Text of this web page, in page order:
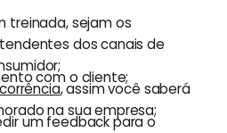
treinada, sejam os
dos canais de
com o cliente;
, assim você saberá
na sua empresa;
um feedback para o